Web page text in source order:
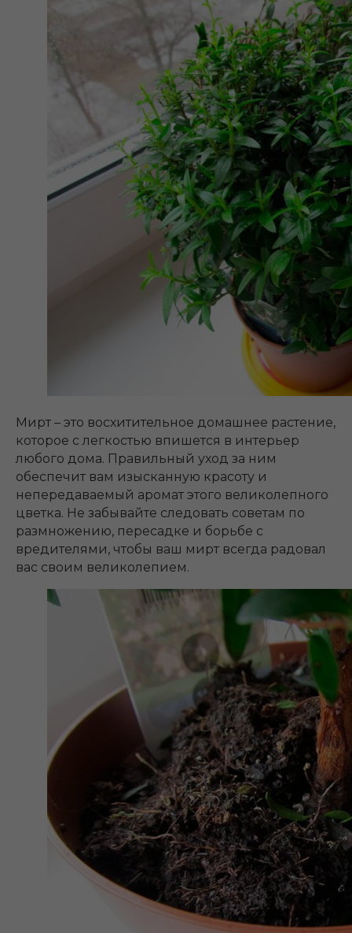
Мирт – это восхитительное домашнее растение,
которое с легкостью впишется в интерьер
любого дома. Правильный уход за ним
обеспечит вам изысканную красоту и
непередаваемый аромат этого великолепного
цветка. Не забывайте следовать советам по
размножению, пересадке и борьбе с
вредителями, чтобы ваш мирт всегда радовал
вас своим великолепием.